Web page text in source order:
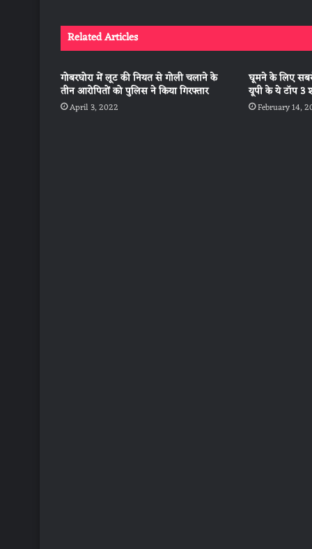
Related Articles
गोबरघोरा में लूट की नियत से गोली चलाने के
तीन आरोपितों को पुलिस ने किया गिरफ्तार
April 3, 2022
घूमने के लिए
यूपी के ये टॉप
February 14,